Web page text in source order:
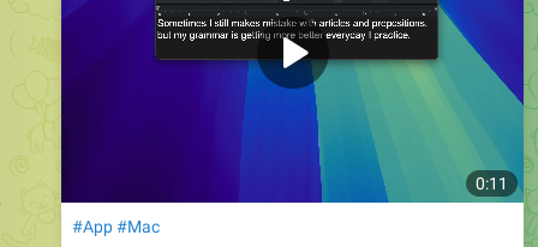
0:11
#App#Mac